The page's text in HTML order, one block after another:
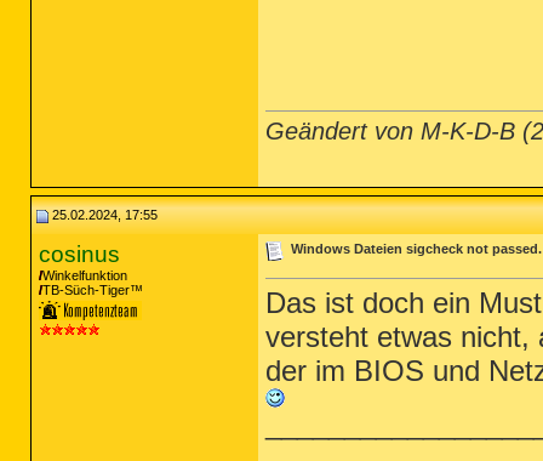
Geändert von M-K-D-B
25.02.2024, 17:55
cosinus
Winkelfunktion
TB-Süch-Tiger™
Windows Dateien sigcheck not
Das ist doch ein
versteht etwas nicht,
der im BIOS und